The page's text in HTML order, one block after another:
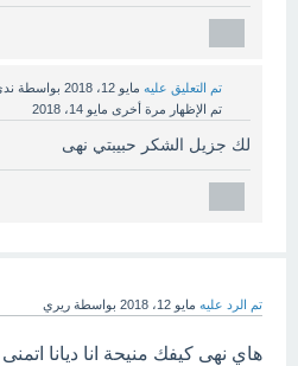
تم التعليق عليه مايو 12، 2018 بواسطة
تم الإظهار مرة أخرى مايو 14، 2018
لك جزيل الشكر حبيبتي نهى
تم الرد عليه مايو 12، 2018 بواسطة ريري
هاي نهى كيفك منيحة انا ديانا